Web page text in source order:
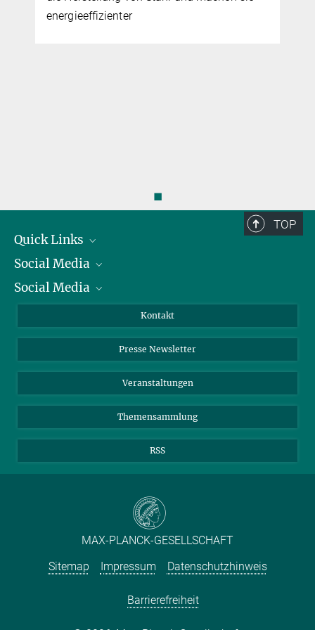
energieeffizienter
◼
TOP
Quick Links
Präsident
Zahlen und Fakten
Social Media
Bluesky
TikTok
Social Media
Instagram
YouTube
Kontakt
Presse Newsletter
Veranstaltungen
Themensammlung
RSS
MAX-PLANCK-GESELLSCHAFT
Sitemap
Impressum Datenschutzhinweis
Barrierefreiheit